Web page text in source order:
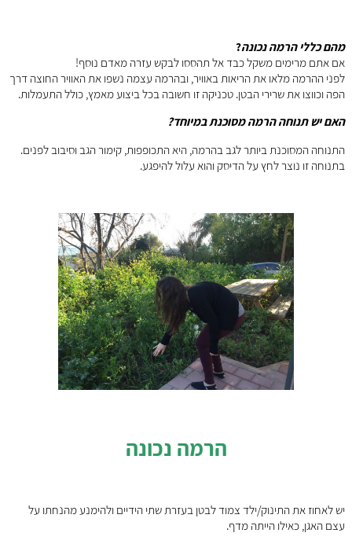
מהם כללי הרמה נכונה?
אם אתם מרימים משקל כבד אל תהססו לבקש עזרה מאדם נוסף!
לפני ההרמה מלאו את הריאות באוויר, ובהרמה עצמה נשפו את האוויר החוצה דרך
הפה וכווצו את שרירי הבטן. טכניקה זו חשובה בכל ביצוע מאמץ, כולל התעמלות.
האם יש תנוחה הרמה מסוכנת במיוחד?
התנוחה המסוכנת ביותר לגב בהרמה, היא התכופפות, קימור הגב וסיבוב לפנים.
בתנוחה זו נוצר לחץ על הדיסק והוא עלול להיפגע.
הרמה נכונה
יש לאחוז את התינוק/ילד צמוד לבטן בעזרת שתי הידיים ולהימנע מהנחתו על
עצם האגן, כאילו הייתה מדף.